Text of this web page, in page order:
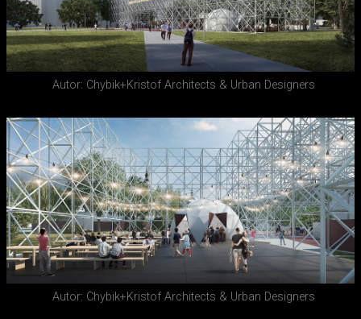
Autor: Chybik+Kristof Architects & Urban Designers
Autor: Chybik+Kristof Architects & Urban Designers